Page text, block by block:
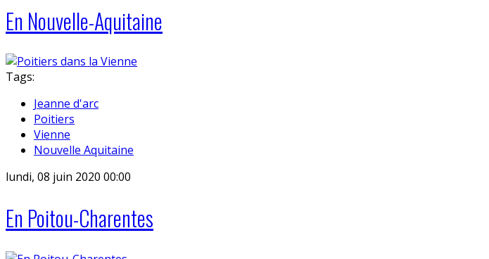
En Nouvelle-Aquitaine
Tags:
Jeanne d'arc
Poitiers
Vienne
Nouvelle Aquitaine
lundi, 08 juin 2020 00:00
En Poitou-Charentes